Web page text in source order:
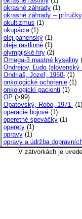
okrasné záhrady(1)
okrasné záhrady -- príručky
okultizmus (1)
okupácia(1)
olej panenský(1)
oleje rastlinné(1)
olympijské hry(2)
Omega-3 mastné kyseliny
Ondrejov, Ľudo (slovenský
Ondriaš, Jozef, 1950-(1)
onkologické ochorenie(1)
onkologickí pacienti (1)
OP (>99)
Opatovský, Robo, 1971-(1)
operácie bojové(1)
operetné speváčky(1)
operety(1)
opravy(1)
opravy a údržba
V zátvorkách je